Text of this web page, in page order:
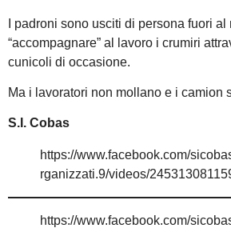
I padroni sono usciti di persona fuori
“accompagnare” al lavoro i crumiri
cunicoli di occasione.
Ma i lavoratori non mollano e i camion
S.I. Cobas
https://www.facebook.com/
rganizzati.9/videos/
https://www.facebook.com/